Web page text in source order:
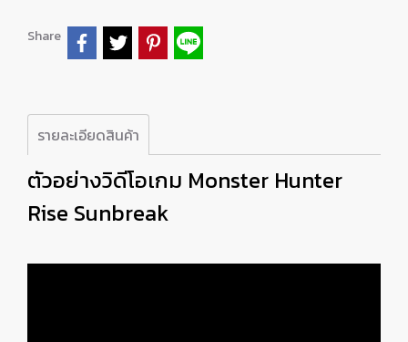
Share
รายละเอียดสินค้า
ตัวอย่างวิดีโอเกม Monster Hunter
Rise Sunbreak